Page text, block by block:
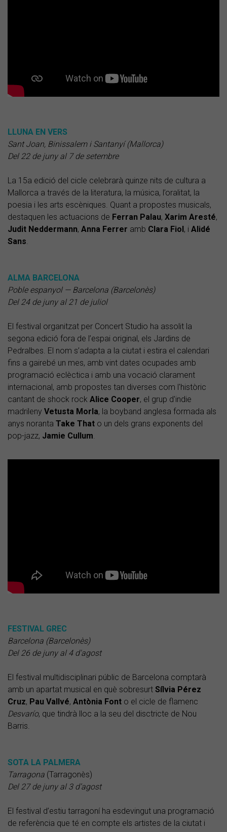
LLUNA EN VERS
Sant Joan, Binissalem i Santanyí (Mallorca)
Del 22 de juny al 7 de setembre
La 15a edició del cicle celebrarà quinze nits de cultura a
Mallorca a través de la literatura, la música, l’oralitat, la
poesia i les arts escèniques. Quant a propostes musicals,
destaquen les actuacions de Ferran Palau, Xarim Aresté,
Judit Neddermann, Anna Ferrer amb Clara Fiol , i Alidé
Sans.
ALMA BARCELONA
Poble espanyol — Barcelona (Barcelonès)
Del 24 de juny al 21 de juliol
El festival organitzat per Concert Studio ha assolit la
segona edició fora de l’espai original, els Jardins de
Pedralbes. El nom s’adapta a la ciutat i estira el calendari
fins a gairebé un mes, amb vint dates ocupades amb
programació eclèctica i amb una vocació clarament
internacional, amb propostes tan diverses com l'històric
cantant de shock rock Alice Cooper, el grup d'indie
madrileny Vetusta Morla, la boyband anglesa formada als
anys noranta Take That o un dels grans exponents del
pop-jazz, Jamie Cullum.
FESTIVAL GREC
Barcelona (Barcelonès)
Del 26 de juny al 4 d'agost
El festival multidisciplinari públic de Barcelona comptarà
amb un apartat musical en què sobresurt Sílvia Pérez
Cruz, Pau Vallvé, Antònia Font o el cicle de flamenc
Desvarío, que tindrà lloc a la seu del disctricte de Nou
Barris.
SOTA LA PALMERA
Tarragona (Tarragonès)
Del 27 de juny al 3 d’agost
El festival d’estiu tarragoní ha esdevingut una programació
de referència que té en compte els artistes de la ciutat i